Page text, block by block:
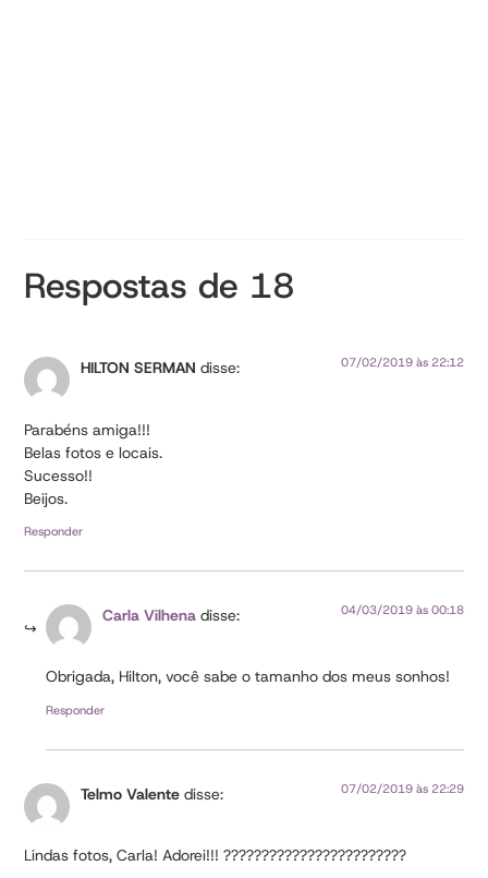
Respostas de 18
HILTON SERMAN disse: 07/02/2019 às 22:12
Parabéns amiga!!!
Belas fotos e locais.
Sucesso!!
Beijos.
Responder
Carla Vilhena disse: 04/03/2019 às 00:18
Obrigada, Hilton, você sabe o tamanho dos meus sonhos!
Responder
Telmo Valente disse: 07/02/2019 às 22:29
Lindas fotos, Carla! Adorei!!! ????????????????????????